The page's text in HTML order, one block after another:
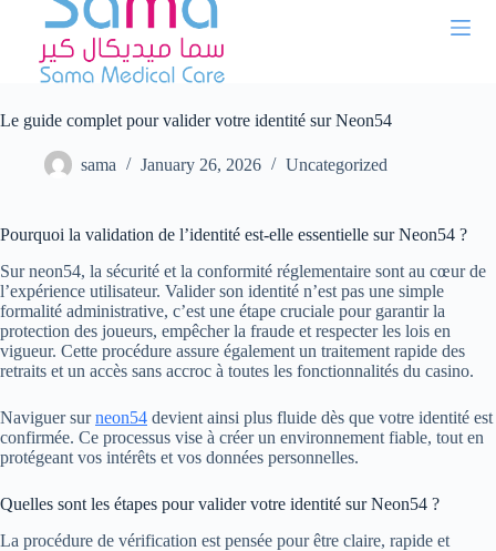
content
Le guide complet pour valider votre identité sur Neon54
sama January 26, 2026 Uncategorized
Pourquoi la validation de l’identité est-elle essentielle sur Neon54 ?
Sur neon54, la sécurité et la conformité réglementaire sont au cœur de
l’expérience utilisateur. Valider son identité n’est pas une simple
formalité administrative, c’est une étape cruciale pour garantir la
protection des joueurs, empêcher la fraude et respecter les lois en
vigueur. Cette procédure assure également un traitement rapide des
retraits et un accès sans accroc à toutes les fonctionnalités du casino.
Naviguer surneon54 devient ainsi plus fluide dès que votre identité est
confirmée. Ce processus vise à créer un environnement fiable, tout en
protégeant vos intérêts et vos données personnelles.
Quelles sont les étapes pour valider votre identité sur Neon54 ?
La procédure de vérification est pensée pour être claire, rapide et